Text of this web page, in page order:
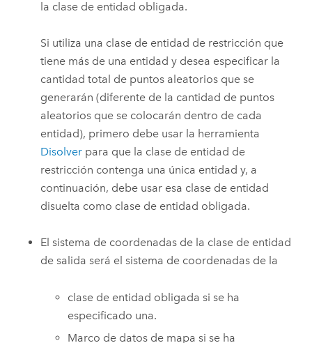
la clase de entidad obligada.
Si utiliza una clase de entidad de restricción que
tiene más de una entidad y desea especificar la
cantidad total de puntos aleatorios que se
generarán (diferente de la cantidad de puntos
aleatorios que se colocarán dentro de cada
entidad), primero debe usar la herramienta
Disolver para que la clase de entidad de
restricción contenga una única entidad y, a
continuación, debe usar esa clase de entidad
disuelta como clase de entidad obligada.
El sistema de coordenadas de la clase de entidad
de salida será el sistema de coordenadas de la
clase de entidad obligada si se ha
especificado una.
Marco de datos de mapa si se ha